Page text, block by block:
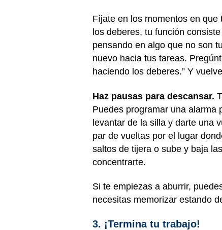
Fíjate en los momentos en
los deberes, tu función
pensando en algo que no son
nuevo hacia tus tareas.
haciendo los deberes.” Y
Haz pausas para descansar.
Puedes programar una alarma
levantar de la silla y darte una
par de vueltas por el lugar
saltos de tijera o sube y baja
concentrarte.
Si te empiezas a aburrir,
necesitas memorizar estando
3. ¡Termina tu trabajo!